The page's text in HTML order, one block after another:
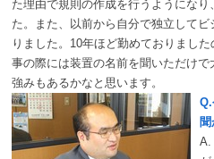
た理由で規則の作成を行うようにな
た。また、以前から自分で独立して
りました。10年ほど勤めておりまし
事の際には装置の名前を聞いただけ
強みもあるかなと思います。
A.